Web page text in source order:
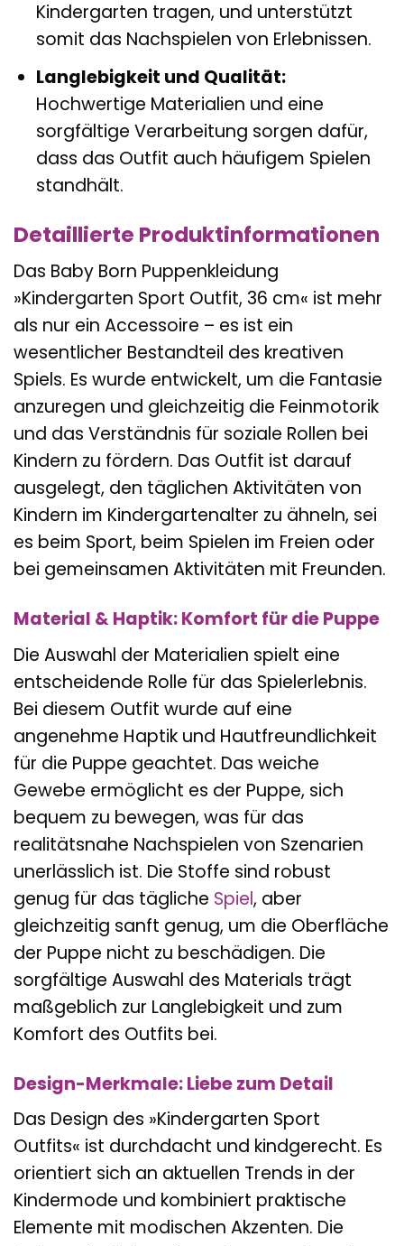
Kindergarten tragen, und unterstützt
somit das Nachspielen von Erlebnissen.
Langlebigkeit und Qualität:
Hochwertige Materialien und eine
sorgfältige Verarbeitung sorgen dafür,
dass das Outfit auch häufigem Spielen
standhält.
Detaillierte Produktinformationen
Das Baby Born Puppenkleidung
»Kindergarten Sport Outfit, 36 cm« ist mehr
als nur ein Accessoire – es ist ein
wesentlicher Bestandteil des kreativen
Spiels. Es wurde entwickelt, um die Fantasie
anzuregen und gleichzeitig die Feinmotorik
und das Verständnis für soziale Rollen bei
Kindern zu fördern. Das Outfit ist darauf
ausgelegt, den täglichen Aktivitäten von
Kindern im Kindergartenalter zu ähneln, sei
es beim Sport, beim Spielen im Freien oder
bei gemeinsamen Aktivitäten mit Freunden.
Material & Haptik: Komfort für die Puppe
Die Auswahl der Materialien spielt eine
entscheidende Rolle für das Spielerlebnis.
Bei diesem Outfit wurde auf eine
angenehme Haptik und Hautfreundlichkeit
für die Puppe geachtet. Das weiche
Gewebe ermöglicht es der Puppe, sich
bequem zu bewegen, was für das
realitätsnahe Nachspielen von Szenarien
unerlässlich ist. Die Stoffe sind robust
genug für das tägliche Spiel, aber
gleichzeitig sanft genug, um die Oberfläche
der Puppe nicht zu beschädigen. Die
sorgfältige Auswahl des Materials trägt
maßgeblich zur Langlebigkeit und zum
Komfort des Outfits bei.
Design-Merkmale: Liebe zum Detail
Das Design des »Kindergarten Sport
Outfits« ist durchdacht und kindgerecht. Es
orientiert sich an aktuellen Trends in der
Kindermode und kombiniert praktische
Elemente mit modischen Akzenten. Die